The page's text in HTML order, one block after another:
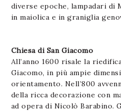
diverse epoche, lampadari di
in maiolica e in graniglia
Chiesa di San Giacomo
All’anno 1600 risale la
Giacomo, in più ampie
orientamento. Nell’800
della ricca decorazione con
ad opera di Nicolò Barabino.